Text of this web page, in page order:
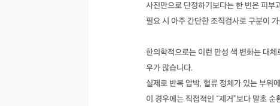
사진만으로 단정하기보다는 한 번은 피부
필요 시 아주 간단한 조직검사로 구분이
한의학적으로는 이런 만성 색 변화는 대
우가 많습니다.
실제로 반복 압박, 혈류 정체가 있는 부위
이 경우에는 직접적인 “제거”보다 말초